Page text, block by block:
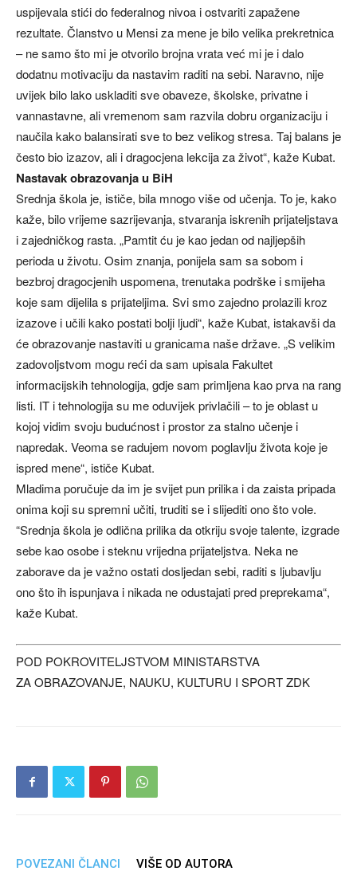
uspijevala stići do federalnog nivoa i ostvariti zapažene
rezultate. Članstvo u Mensi za mene je bilo velika prekretnica
– ne samo što mi je otvorilo brojna vrata već mi je i dalo
dodatnu motivaciju da nastavim raditi na sebi. Naravno, nije
uvijek bilo lako uskladiti sve obaveze, školske, privatne i
vannastavne, ali vremenom sam razvila dobru organizaciju i
naučila kako balansirati sve to bez velikog stresa. Taj balans je
često bio izazov, ali i dragocjena lekcija za život“, kaže Kubat.
Nastavak obrazovanja u BiH
Srednja škola je, ističe, bila mnogo više od učenja. To je, kako
kaže, bilo vrijeme sazrijevanja, stvaranja iskrenih prijateljstava
i zajedničkog rasta. „Pamtit ću je kao jedan od najljepših
perioda u životu. Osim znanja, ponijela sam sa sobom i
bezbroj dragocjenih uspomena, trenutaka podrške i smijeha
koje sam dijelila s prijateljima. Svi smo zajedno prolazili kroz
izazove i učili kako postati bolji ljudi“, kaže Kubat, istakavši da
će obrazovanje nastaviti u granicama naše države. „S velikim
zadovoljstvom mogu reći da sam upisala Fakultet
informacijskih tehnologija, gdje sam primljena kao prva na rang
listi. IT i tehnologija su me oduvijek privlačili – to je oblast u
kojoj vidim svoju budućnost i prostor za stalno učenje i
napredak. Veoma se radujem novom poglavlju života koje je
ispred mene“, ističe Kubat.
Mladima poručuje da im je svijet pun prilika i da zaista pripada
onima koji su spremni učiti, truditi se i slijediti ono što vole.
“Srednja škola je odlična prilika da otkriju svoje talente, izgrade
sebe kao osobe i steknu vrijedna prijateljstva. Neka ne
zaborave da je važno ostati dosljedan sebi, raditi s ljubavlju
ono što ih ispunjava i nikada ne odustajati pred preprekama“,
kaže Kubat.
POD POKROVITELJSTVOM MINISTARSTVA
ZA OBRAZOVANJE, NAUKU, KULTURU I SPORT ZDK
POVEZANI ČLANCI VIŠE OD AUTORA